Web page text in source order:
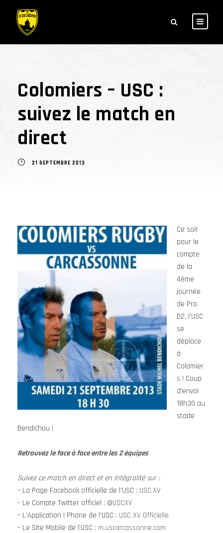
Colomiers – USC :
suivez le match en
direct
21 SEPTEMBRE 2013
Ce soir
pour le
compte
de la
4ème
journée
de Pro
D2, l’USC
se
déplace
à
Colomier
s ! Coup
d’envoi
18h30 au
stade
Bendichou !
Retrouvez le face à face entre les 2 équipes
Suivez ce match en direct et en intégralité sur:
– La Page Facebook officielle de l’USC : USC.XV
– Le Compte Twitter officiel : @USCXV
– L’Application I Phone de l’USC : USC XV Officielle
– Le Site Mobile de l’USC : m.uscarcassonne.com